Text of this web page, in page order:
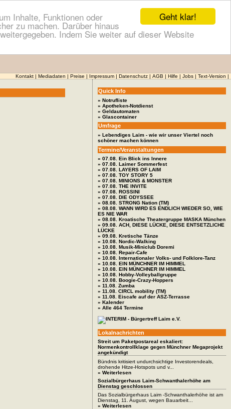
Geht klar!
Inhalte, Funktionen oder
zu machen. Darüber hinaus
Indem Sie weiter auf dieser Website
Kontakt Mediadaten Preise Impressum Datenschutz AGB Hilfe Jobs Text-Version
Quick Info
» Notrufliste
» Apotheken-Notdienst
» Geldautomaten
» Glascontainer
Umfrage
» Lebendiges Laim - wie wir unser Viertel noch
schöner machen können
Termine/Veranstaltungen
» 07.08. Ein Blick ins Innere
» 07.08. Laimer Sommerfest
» 07.08. LAYERS OF LAIM
» 07.08. TOY STORY 5
» 07.08. MINIONS & MONSTER
» 07.08. THE INVITE
» 07.08. ROSSINI
» 07.08. DIE ODYSSEE
» 08.08. STRONG Nation (TM)
» 08.08. WANN WIRD ES ENDLICH WIEDER SO, WIE
ES NIE WAR
» 08.08. Kroatische Theatergruppe MASKA München
» 09.08. ACH, DIESE LÜCKE, DIESE ENTSETZLICHE
LÜCKE
» 09.08. Kretische Tänze
» 10.08. Nordic-Walking
» 10.08. Musik-Miniclub Doremi
» 10.08. Repair-Cafe
» 10.08. Internationaler Volks- und Folklore-Tanz
» 10.08. EIN MÜNCHNER IM HIMMEL
» 10.08. EIN MÜNCHNER IM HIMMEL
» 10.08. Hobby-Volleyballgruppe
» 10.08. Boogie-Crazy-Hoppers
» 11.08. Zumba
» 11.08. CIRCL mobility (TM)
» 11.08. Eiscafe auf der ASZ-Terrasse
» Kalender
» Alle 464 Termine
Lokalnachrichten
Streit um Paketpostareal eskaliert:
Normenkontrollklage gegen Münchner Megaprojekt
angekündigt
Bündnis kritisiert undurchsichtige Investorendeals,
drohende Hitze-Hotspots und v...
» Weiterlesen
Sozialbürgerhaus Laim-Schwanthalerhöhe am
Dienstag geschlossen
Das Sozialbürgerhaus Laim -Schwanthalerhöhe ist am
Dienstag, 11. August, wegen Bauarbeit...
» Weiterlesen